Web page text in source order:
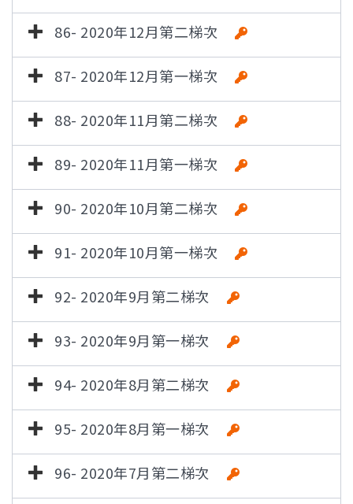
86- 2020年12月第二梯次
87- 2020年12月第一梯次
88- 2020年11月第二梯次
89- 2020年11月第一梯次
90- 2020年10月第二梯次
91- 2020年10月第一梯次
92- 2020年9月第二梯次
93- 2020年9月第一梯次
94- 2020年8月第二梯次
95- 2020年8月第一梯次
96- 2020年7月第二梯次